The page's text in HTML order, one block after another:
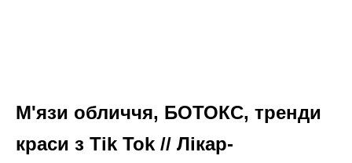
М'язи обличчя, БОТОКС, тренди
краси з Tik Tok // Лікар-